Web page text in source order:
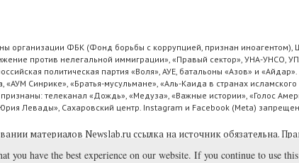
организации ФБК (Фонд борьбы с коррупцией, признан иноагентом),
против нелегальной иммиграции», «Правый сектор», УНА-УНСО,
политическая партия «Воля», АУЕ, батальоны «Азов» и
Синрике», «Братья-мусульмане», «Аль-Каида в странах
телеканал «Дождь», «Медуза», «Важные истории», «Голос
Левады», Сахаровский центр. Instagram и Facebook (Metа)
материалов Newslab.ru ссылка на источник обязательна.
you have the best experience on our website. If you continue to use